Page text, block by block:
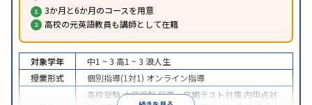
3か月と6か月のコースを用意
高校の元英語教員も講師として在籍
対象学年 中1 ~ 3 高1 ~ 3 浪人生
授業形式
個別指導(1対1) オンライン指導
高校受験大学受験授業・定期テスト対策 内申点対